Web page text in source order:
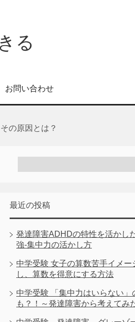
る
お問い合わせ
の原因とは？
最近の投稿
発達障害ADHDの特性を活かし
強-集中力の活かし方
中学受験 女子の算数苦手イメー
し、算数を得意にする方法
中学受験 「集中力はいらない」
も？！～発達障害から考えてみ